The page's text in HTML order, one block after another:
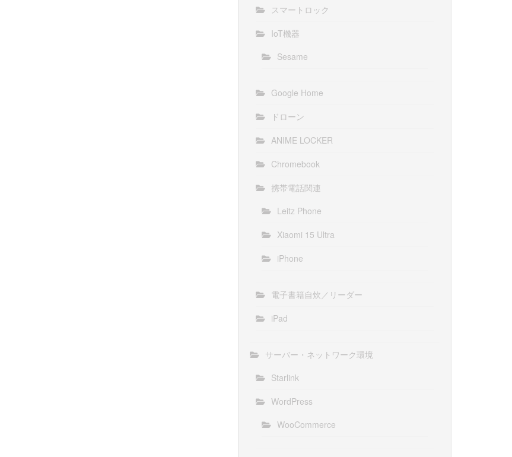
スマートロック
IoT機器
Sesame
Google Home
ドローン
ANIME LOCKER
Chromebook
携帯電話関連
Leitz Phone
Xiaomi 15 Ultra
iPhone
電子書籍自炊／リーダー
iPad
サーバー・ネットワーク環境
Starlink
WordPress
WooCommerce